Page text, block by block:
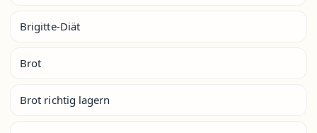
Brigitte-Diät
Brot
Brot richtig lagern